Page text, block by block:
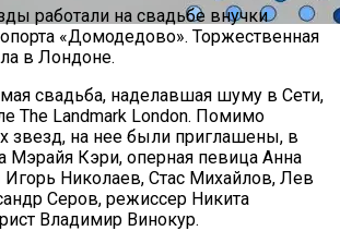
Компьютерщики Изобрели
работали на свадьбе внучки
«Домодедово». Торжественная
в Лондоне.
свадьба, наделавшая шуму в Сети,
The Landmark London. Помимо
звезд, на нее были приглашены, в
Мэрайя Кэри, оперная певица Анна
Николаев, Стас Михайлов, Лев
Серов, режиссер Никита
Владимир Винокур.